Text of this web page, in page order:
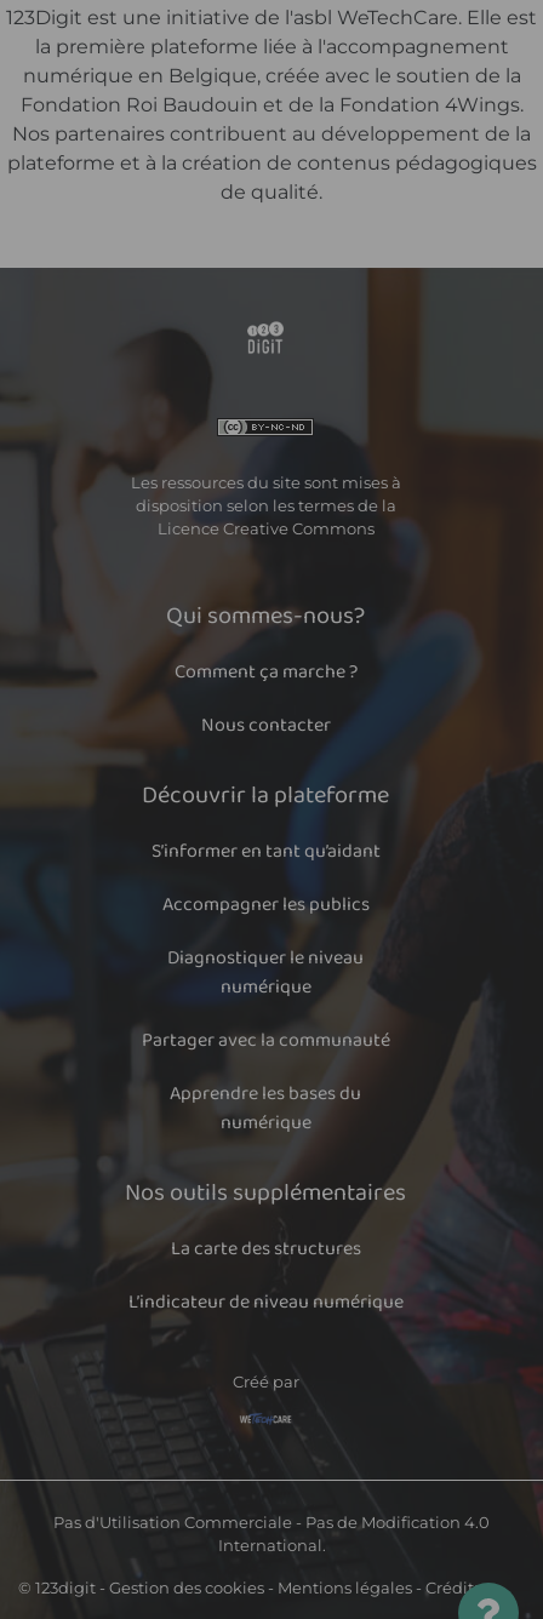
123Digit est une initiative de l'asbl WeTechCare. Elle est
la première plateforme liée à l'accompagnement
numérique en Belgique, créée avec le soutien de la
Fondation Roi Baudouin et de la Fondation 4Wings.
Nos partenaires contribuent au développement de la
plateforme et à la création de contenus pédagogiques
de qualité.
Les ressources du site sont mises à
disposition selon les termes de la
Licence Creative Commons
Qui sommes-nous?
Comment ça marche ?
Nous contacter
Découvrir la plateforme
S’informer en tant qu’aidant
Accompagner les publics
Diagnostiquer le niveau
numérique
Partager avec la communauté
Apprendre les bases du
numérique
Nos outils supplémentaires
La carte des structures
L’indicateur de niveau numérique
Créé par
Pas d'Utilisation Commerciale - Pas de Modification 4.0
International.
© 123digit - Gestion des cookies - Mentions légales - Crédits